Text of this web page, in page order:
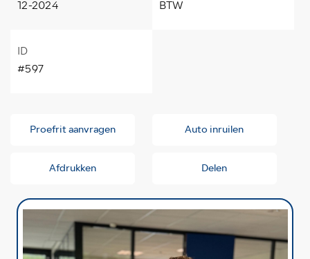
12-2024
BTW
ID
#597
Proefrit aanvragen Auto inruilen
Afdrukken Delen